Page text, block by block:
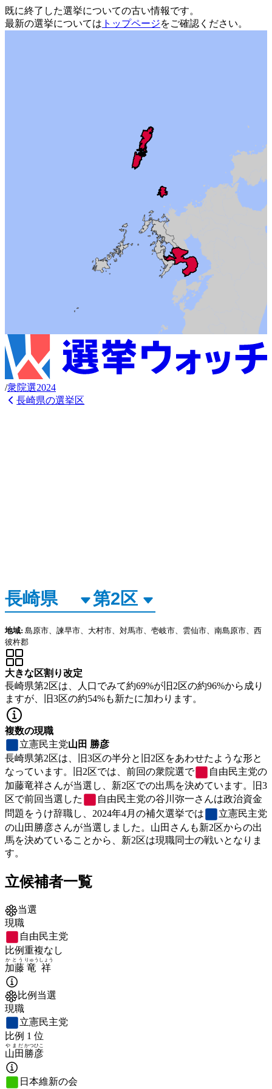
既に終了した選挙についての古い情報です。
最新の選挙については トップページをご確認ください。
/衆院選2024
長崎県の選挙区
地域: 島原市、諫早市、大村市、対馬市、壱岐市、雲仙市、南島原市、西
彼杵郡
大きな区割り改定
長崎県第2区は、人口でみて約69%が旧2区の約96%から成り
ますが、旧3区の約54%も新たに加わります。
複数の現職
立憲民主党山田 勝彦
長崎県第2区は、旧3区の半分と旧2区をあわせたような形と
なっています。旧2区では、前回の衆院選で
自由民主党の
加藤竜祥さんが当選し、新2区での出馬を決めています。旧3
区で前回当選した
自由民主党の谷川弥一さんは政治資金
問題をうけ辞職し、2024年4月の補欠選挙では
立憲民主党
の山田勝彦さんが当選しました。山田さんも新2区からの出
馬を決めていることから、新2区は現職同士の戦いとなりま
す。
立候補者一覧
当選
現職
自由民主党
比例重複なし
加藤
かとう
竜祥
りゅうしょう
比例当選
現職
立憲民主党
比例 1 位
山田
やまだ
勝彦
かつひこ
日本維新の会